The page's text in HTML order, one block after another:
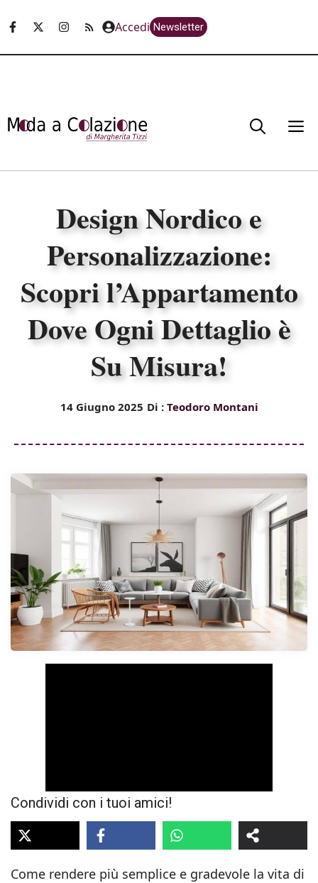
Accedi Newsletter
Design Nordico e
Personalizzazione:
Scopri l’Appartamento
Dove Ogni Dettaglio è
Su Misura!
14 Giugno 2025 Di : Teodoro Montani
Condividi con i tuoi amici!
Come rendere più semplice e gradevole la vita di